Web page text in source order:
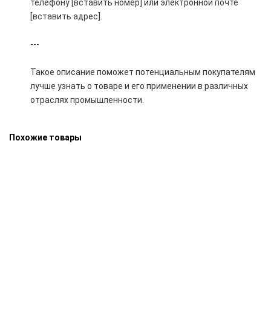
телефону [вставить номер] или электронной почте
[вставить адрес].
---
Такое описание поможет потенциальным покупателям
лучше узнать о товаре и его применении в различных
отраслях промышленности.
Похожие товары